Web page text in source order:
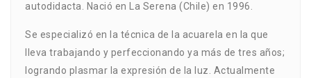
autodidacta. Nació en La Serena (Chile) en 1996.
Se especializó en la técnica de la acuarela en la que
lleva trabajando y perfeccionando ya más de tres años;
logrando plasmar la expresión de la luz. Actualmente